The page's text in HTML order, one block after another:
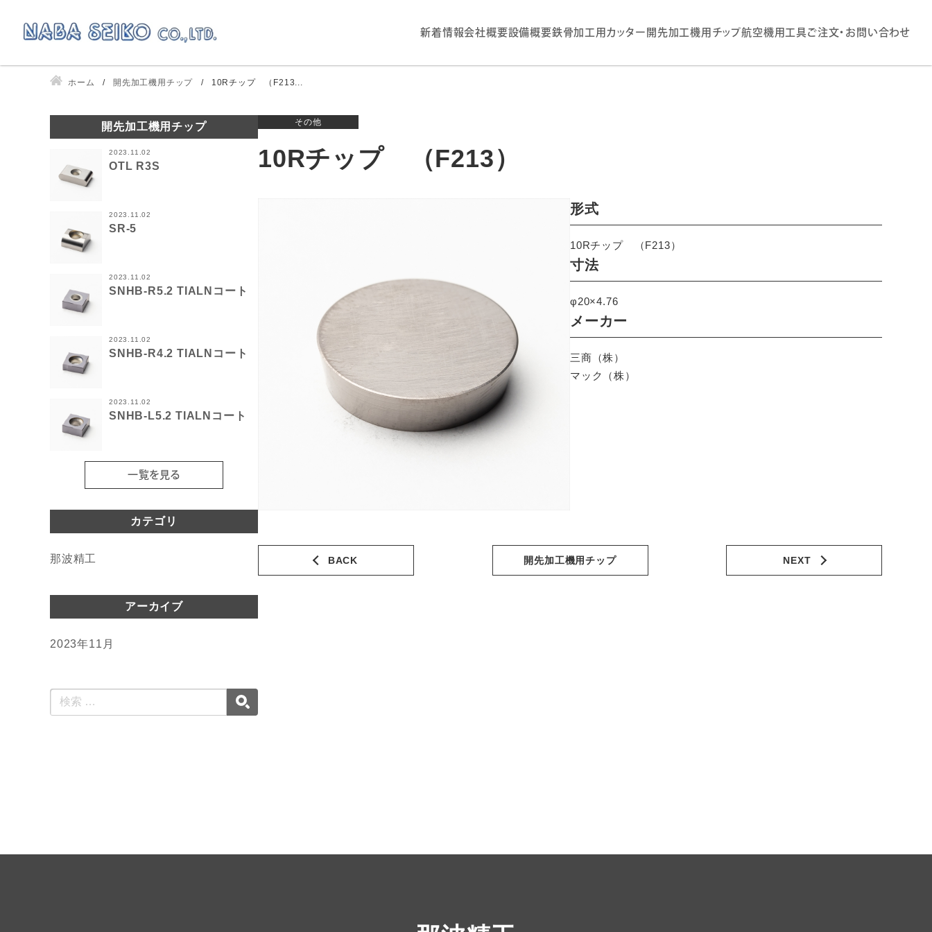
新着情報会社概要設備概要鉄骨加工用カッター 開先加工機用チップ航空機用工具ご注文・お問い合わせ
ホーム 開先加工機用チップ 10Rチップ （F213...
その他
10Rチップ （F213）
形式
10Rチップ （F213）
寸法
φ20×4.76
メーカー
三商（株）
マック（株）
BACK NEXT
開先加工機用チップ
開先加工機用チップ
2023.11.02
OTL R3S
2023.11.02
SR-5
2023.11.02
SNHB-R5.2 TIALNコート
2023.11.02
SNHB-R4.2 TIALNコート
2023.11.02
SNHB-L5.2 TIALNコート
一覧を見る
カテゴリ
那波精工
アーカイブ
2023年11月